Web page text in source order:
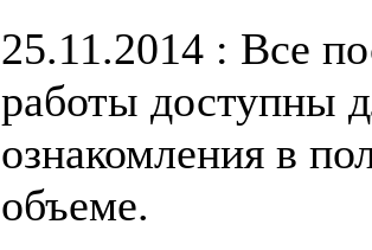
25.11.2014 : Все
работы доступны
ознакомления в
объеме.